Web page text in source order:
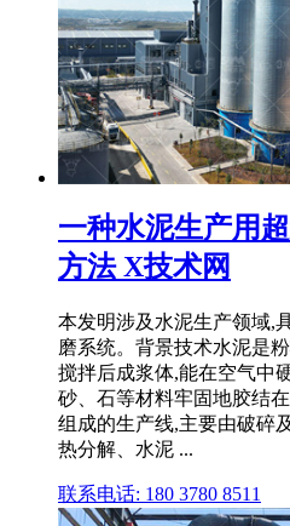
一种水泥生产用
方法 X技术网
本发明涉及水泥生产领域,
磨系统。背景技术水泥是
搅拌后成浆体,能在空气中
砂、石等材料牢固地胶结
组成的生产线,主要由破碎
热分解、水泥 ...
联系电话: 180 3780 8511